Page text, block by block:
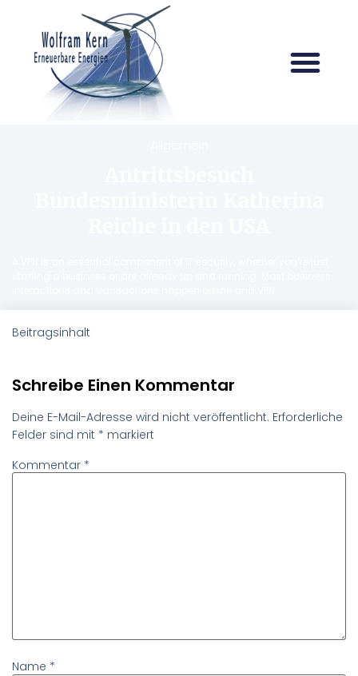
Beitragsinhalt
Schreibe Einen Kommentar
Deine E-Mail-Adresse wird nicht veröffentlicht. Erforderliche
Felder sind mit * markiert
Kommentar *
Name *